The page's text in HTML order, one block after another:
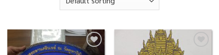
Add to